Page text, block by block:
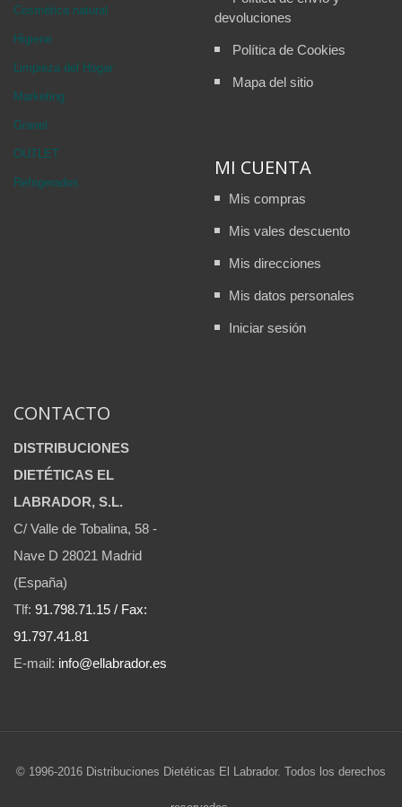
Cosmética natural
Higiene
Limpieza del Hogar
Marketing
Granel
OUTLET
Refrigerados
devoluciones
Política de Cookies
Mapa del sitio
MI CUENTA
Mis compras
Mis vales descuento
Mis direcciones
Mis datos personales
Iniciar sesión
CONTACTO
DISTRIBUCIONES
DIETÉTICAS EL
LABRADOR, S.L.
C/ Valle de Tobalina, 58 -
Nave D 28021 Madrid
(España)
Tlf: 91.798.71.15 / Fax:
91.797.41.81
E-mail: info@ellabrador.es
© 1996-2016 Distribuciones Dietéticas El Labrador. Todos los derechos